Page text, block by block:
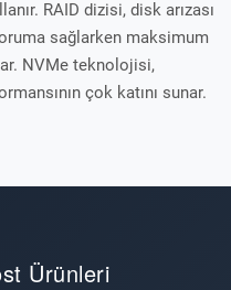
RAID dizisi, disk arızası
sağlarken maksimum
NVMe teknolojisi,
çok katını sunar.
Ürünleri